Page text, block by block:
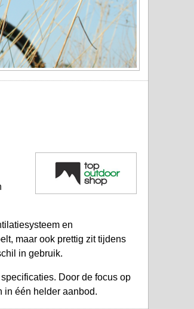
en
maar ook prettig zit tijdens
in gebruik.
Door de focus op
in één helder aanbod.